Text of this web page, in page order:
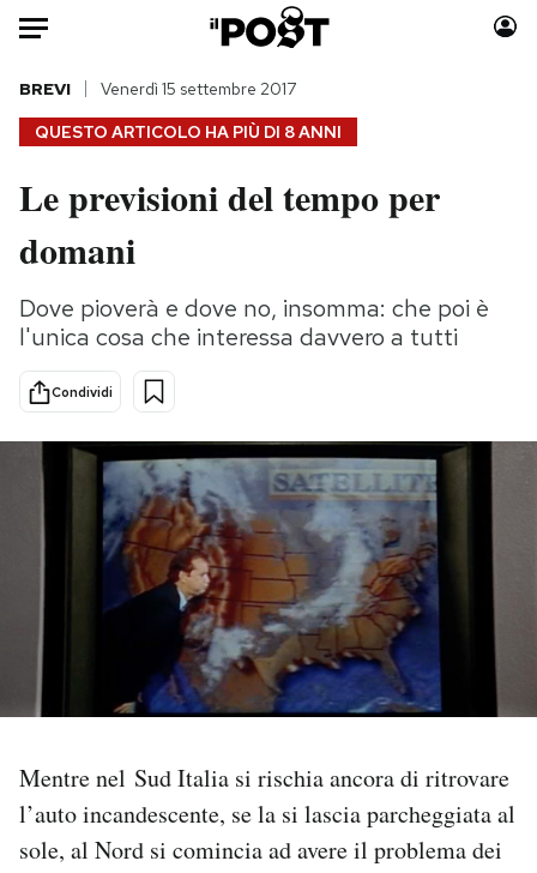
Auto
HOME
Italia
Politica
Tecnologia
Internet
Scienza
Cultura
Economia
Sport
Moda
Storie/Idee
Ok Boomer!
Altrecose
Mondiali calcio 2026
PODCAST
SHOP
QUESTO ARTICOLO HA PIÙ DI 8 ANNI
BREVI Venerdì 15 settembre 2017
Le previsioni del tempo per
domani
Dove pioverà e dove no, insomma: che poi è
l'unica cosa che interessa davvero a tutti
Condividi
Mentre nel Sud Italia si rischia ancora di ritrovare
l’auto incandescente, se la si lascia parcheggiata al
sole, al Nord si comincia ad avere il problema dei